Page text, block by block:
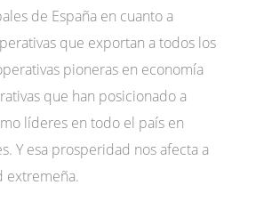
de España en cuanto a
que exportan a todos los
pioneras en economía
que han posicionado a
líderes en todo el país en
Y esa prosperidad nos afecta a
extremeña.